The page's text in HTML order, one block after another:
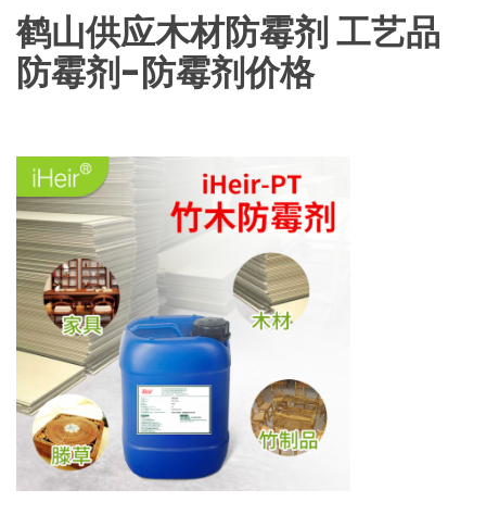
鹤山供应木材防霉剂 工艺品
防霉剂-防霉剂价格